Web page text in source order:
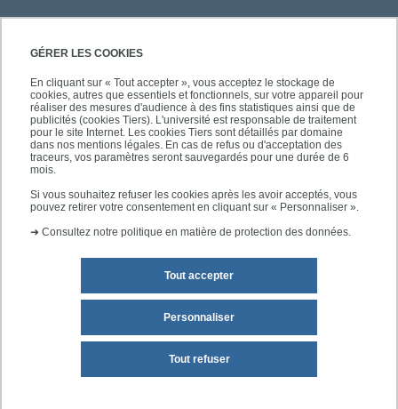
GÉRER LES COOKIES
En cliquant sur « Tout accepter », vous acceptez le stockage de
cookies, autres que essentiels et fonctionnels, sur votre appareil pour
réaliser des mesures d'audience à des fins statistiques ainsi que de
publicités (cookies Tiers). L'université est responsable de traitement
pour le site Internet. Les cookies Tiers sont détaillés par domaine
dans nos mentions légales. En cas de refus ou d'acceptation des
traceurs, vos paramètres seront sauvegardés pour une durée de 6
mois.
Si vous souhaitez refuser les cookies après les avoir acceptés, vous
pouvez retirer votre consentement en cliquant sur « Personnaliser ».
➜ Consultez notre politique en matière de protection des données.
Tout accepter
Tout refuser
Personnaliser
PRATIQUE
ACCÈS RAPIDES
SUIVEZ-NOUS
Mentions légales Plan du site